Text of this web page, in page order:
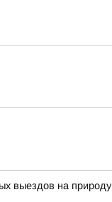
выездов на природу